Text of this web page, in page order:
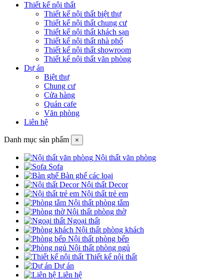
Thiết kế nội thất
Thiết kế nội thất biệt thự
Thiết kế nội thất chung cư
Thiết kế nội thất khách sạn
Thiết kế nội thất nhà phố
Thiết kế nội thất showroom
Thiết kế nội thất văn phòng
Dự án
Biệt thự
Chung cư
Cửa hàng
Quán cafe
Văn phòng
Liên hệ
Danh mục sản phẩm ×
Nội thất văn phòng
Sofa
Bàn ghế các loại
Nội thất Decor
Nội thất trẻ em
Nội thất phòng tắm
Nội thất phòng thờ
Ngoại thất
Nội thất phòng khách
Nội thất phòng bếp
Nội thất phòng ngủ
Thiết kế nội thất
Dự án
Liên hệ